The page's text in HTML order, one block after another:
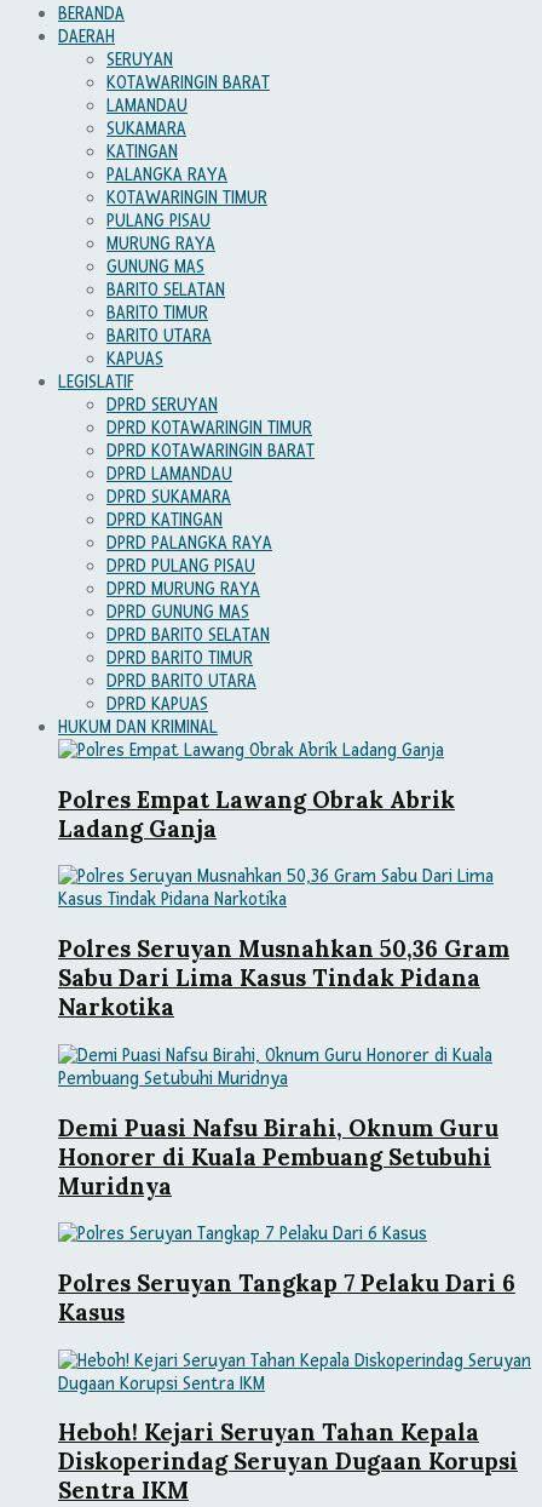
BERANDA
DAERAH
SERUYAN
KOTAWARINGIN BARAT
LAMANDAU
SUKAMARA
KATINGAN
PALANGKA RAYA
KOTAWARINGIN TIMUR
PULANG PISAU
MURUNG RAYA
GUNUNG MAS
BARITO SELATAN
BARITO TIMUR
BARITO UTARA
KAPUAS
LEGISLATIF
DPRD SERUYAN
DPRD KOTAWARINGIN TIMUR
DPRD KOTAWARINGIN BARAT
DPRD LAMANDAU
DPRD SUKAMARA
DPRD KATINGAN
DPRD PALANGKA RAYA
DPRD PULANG PISAU
DPRD MURUNG RAYA
DPRD GUNUNG MAS
DPRD BARITO SELATAN
DPRD BARITO TIMUR
DPRD BARITO UTARA
DPRD KAPUAS
HUKUM DAN KRIMINAL
Polres Empat Lawang Obrak Abrik
Ladang Ganja
Polres Seruyan Musnahkan 50,36 Gram
Sabu Dari Lima Kasus Tindak Pidana
Narkotika
Demi Puasi Nafsu Birahi, Oknum Guru
Honorer di Kuala Pembuang Setubuhi
Muridnya
Polres Seruyan Tangkap 7 Pelaku Dari 6
Kasus
Heboh! Kejari Seruyan Tahan Kepala
Diskoperindag Seruyan Dugaan Korupsi
Sentra IKM